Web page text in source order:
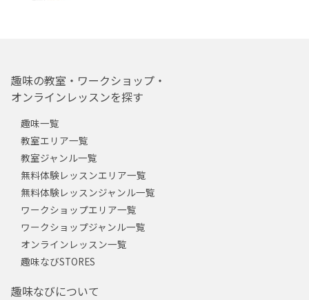
趣味の教室・ワークショップ・
オンラインレッスンを探す
趣味一覧
教室エリア一覧
教室ジャンル一覧
無料体験レッスンエリア一覧
無料体験レッスンジャンル一覧
ワークショップエリア一覧
ワークショップジャンル一覧
オンラインレッスン一覧
趣味なびSTORES
趣味なびについて